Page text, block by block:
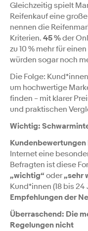
Gleichzeitig spielt
Reifenkauf eine
nennen die
Kriterien. 45 %der
zu 10 % mehr für einen
würden sogar noch
Die Folge:
um hochwertige
finden – mit klarer
und praktischen
Wichtig:
Kundenbewertungen
Internet eine
Befragten ist diese
„wichtig“ oder„sehr
Kund*innen (18 bis
Empfehlungen der
Überraschend: Die
Regelungen nicht